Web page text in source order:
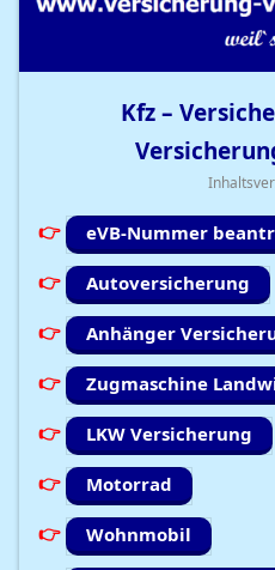
Kfz –
eVB-Nummer
Autoversicherung
Anhänger
Zugmaschine
LKW Versicherung
Motorrad
Wohnmobil